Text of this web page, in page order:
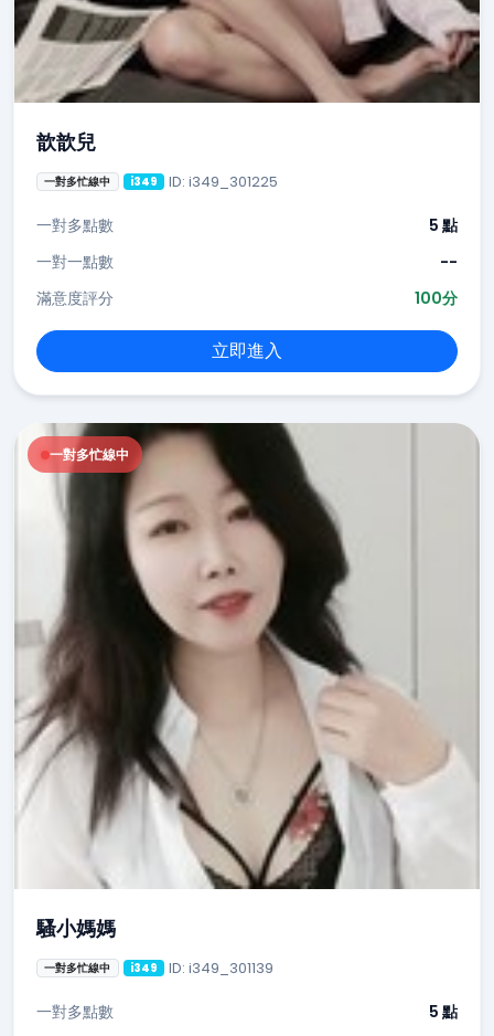
歆歆兒
一對多忙線中 i349 ID: i349_301225
一對多點數
5 點
一對一點數
--
滿意度評分
100分
立即進入
一對多忙線中
騷小媽媽
一對多忙線中 i349 ID: i349_301139
一對多點數 5 點